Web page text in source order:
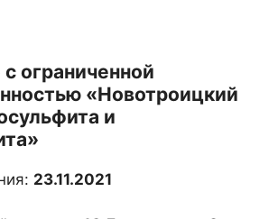
ограниченной
«Новотроицкий
и
23.11.2021